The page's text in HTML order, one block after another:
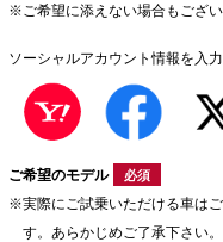
※ご希望に添えない場合もござ
ソーシャルアカウント情報を入
ご希望のモデル 必須
実際にご試乗いただける車は
す。あらかじめご了承下さい。